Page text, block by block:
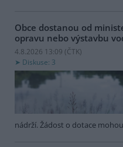
Obce dostanou od
opravu nebo výstavbu
4.8.2026 13:09 (ČTK)
Diskuse: 3
nádrží. Žádost o dotace